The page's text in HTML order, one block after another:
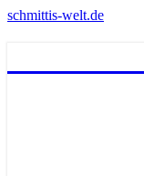
schmittis-welt.de